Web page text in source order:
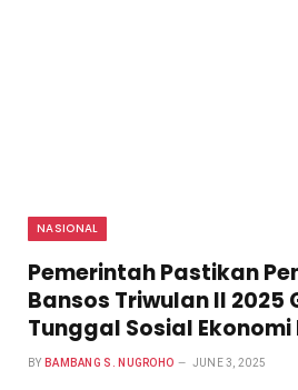
NASIONAL
Pemerintah Pastikan
Bansos Triwulan II 2025
Tunggal Sosial
BY BAMBANG S. NUGROHO JUNE 3, 2025